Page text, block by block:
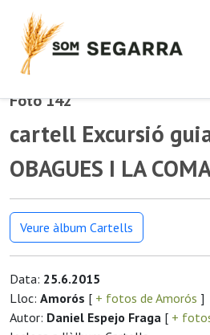
Foto 142
cartell Excursió
OBAGUES I LA
Veure àlbum Cartells
Data: 25.6.2015
Lloc: Amorós [ + fotos de Amorós ]
Autor: Daniel Espejo Fraga [ +